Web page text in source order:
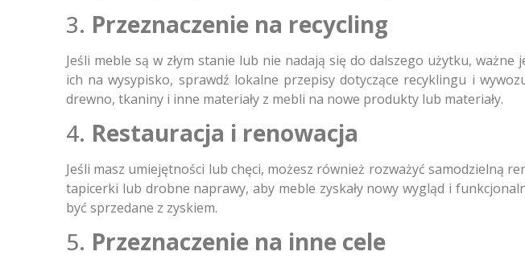
3. Przeznaczenie na recycling
Jeśli meble są w złym stanie lub nie nadają się do dalszego użytku,
ich na wysypisko, sprawdź lokalne przepisy dotyczące recyklingu i
drewno, tkaniny i inne materiały z mebli na nowe produkty lub materiały.
4. Restauracja i renowacja
Jeśli masz umiejętności lub chęci, możesz również rozważyć samodzielną
tapicerki lub drobne naprawy, aby meble zyskały nowy wygląd i
być sprzedane z zyskiem.
5. Przeznaczenie na inne cele